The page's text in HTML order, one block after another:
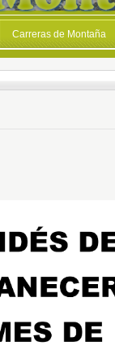
Carreras de Montaña